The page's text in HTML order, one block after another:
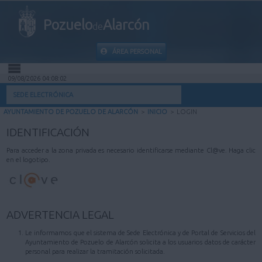
PozuelodeAlarcón
ÁREA PERSONAL
INICIO
MI CARPETA
INFORMACIÓN MUNICIPAL
AYUDA
09/08/2026 04:08:02
SEDE ELECTRÓNICA
AYUNTAMIENTO DE POZUELO DE ALARCÓN > INICIO > LOGIN
IDENTIFICACIÓN
Para acceder a la zona privada es necesario identificarse mediante Cl@ve. Haga clic
en el logotipo.
ADVERTENCIA LEGAL
Le informamos que el sistema de Sede Electrónica y de Portal de Servicios del
Ayuntamiento de Pozuelo de Alarcón solicita a los usuarios datos de carácter
personal para realizar la tramitación solicitada.